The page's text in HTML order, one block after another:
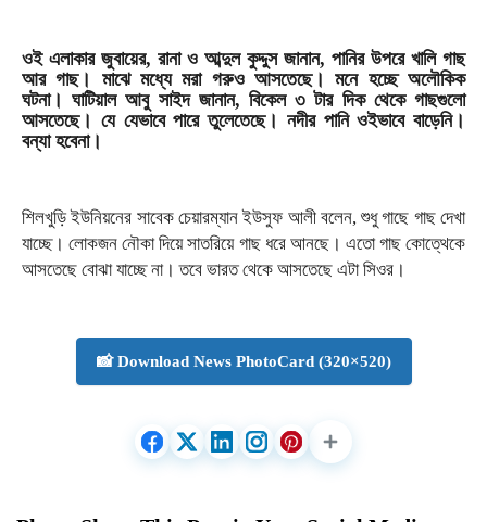
ওই এলাকার জুবায়ের, রানা ও আব্দুল কুদ্দুস জানান, পানির উপরে খালি গাছ
আর গাছ। মাঝে মধ্যে মরা গরুও আসতেছে। মনে হচ্ছে অলৌকিক
ঘটনা। ঘাটিয়াল আবু সাইদ জানান, বিকেল ৩ টার দিক থেকে গাছগুলো
আসতেছে। যে যেভাবে পারে তুলেতেছে। নদীর পানি ওইভাবে বাড়েনি।
বন্যা হবেনা।
শিলখুড়ি ইউনিয়নের সাবেক চেয়ারম্যান ইউসুফ আলী বলেন, শুধু গাছে গাছ দেখা
যাচ্ছে। লোকজন নৌকা দিয়ে সাতরিয়ে গাছ ধরে আনছে। এতো গাছ কোত্থেকে
আসতেছে বোঝা যাচ্ছে না। তবে ভারত থেকে আসতেছে এটা সিওর।
📸 Download News PhotoCard (320×520)